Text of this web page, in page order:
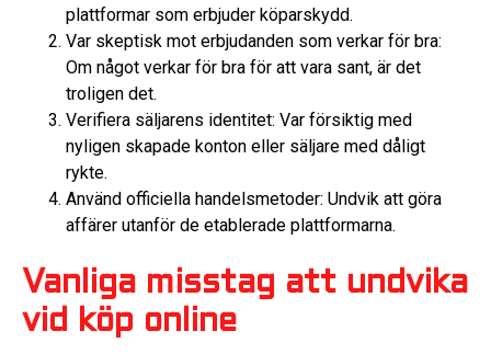
plattformar som erbjuder köparskydd.
Var skeptisk mot erbjudanden som verkar för bra:
Om något verkar för bra för att vara sant, är det
troligen det.
Verifiera säljarens identitet: Var försiktig med
nyligen skapade konton eller säljare med dåligt
rykte.
Använd officiella handelsmetoder: Undvik att göra
affärer utanför de etablerade plattformarna.
Vanliga misstag att undvika
vid köp online